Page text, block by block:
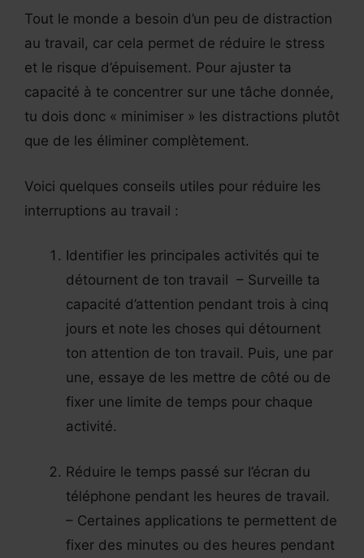
Tout le monde a besoin d’un peu de distraction
au travail, car cela permet de réduire le stress
et le risque d’épuisement. Pour ajuster ta
capacité à te concentrer sur une tâche donnée,
tu dois donc « minimiser » les distractions plutôt
que de les éliminer complètement.
Voici quelques conseils utiles pour réduire les
interruptions au travail :
Identifier les principales activités qui te
détournent de ton travail – Surveille ta
capacité d’attention pendant trois à cinq
jours et note les choses qui détournent
ton attention de ton travail. Puis, une par
une, essaye de les mettre de côté ou de
fixer une limite de temps pour chaque
activité.
Réduire le temps passé sur l’écran du
téléphone pendant les heures de travail.
– Certaines applications te permettent de
fixer des minutes ou des heures pendant